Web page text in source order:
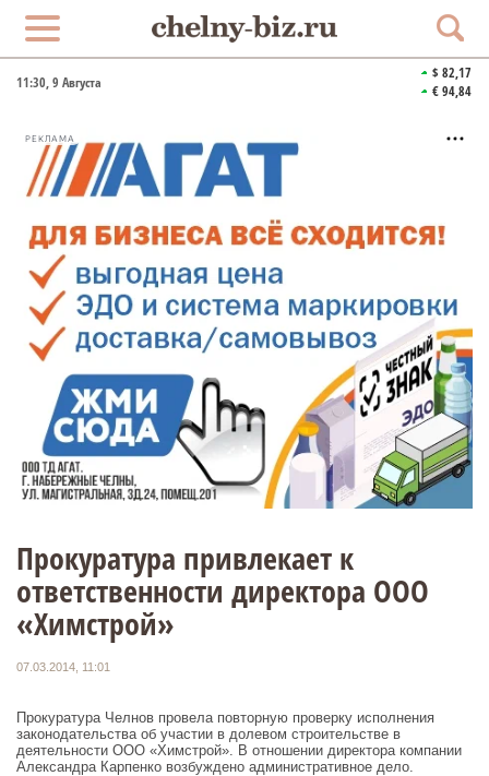
11:30, 9 Августа
$ 82,17
€ 94,84
РЕКЛАМА
Прокуратура привлекает к
ответственности директора ООО
«Химстрой»
07.03.2014, 11:01
Прокуратура Челнов провела повторную проверку исполнения
законодательства об участии в долевом строительстве в
деятельности ООО «Химстрой». В отношении директора компании
Александра Карпенко возбуждено административное дело.